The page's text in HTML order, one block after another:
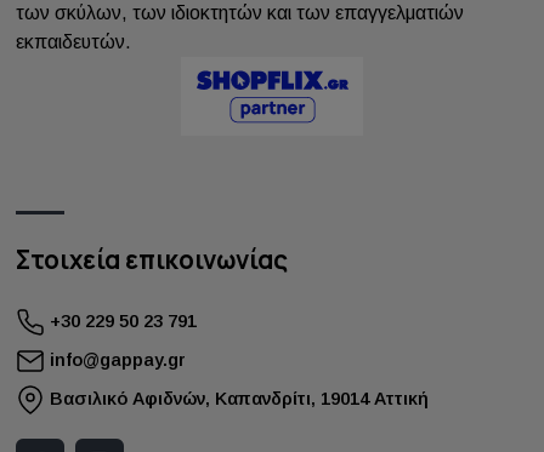
των σκύλων, των ιδιοκτητών και των επαγγελματιών
εκπαιδευτών.
Στοιχεία επικοινωνίας
+30 229 50 23 791
info@gappay.gr
Bασιλικό Αφιδνών, Καπανδρίτι, 19014 Αττική